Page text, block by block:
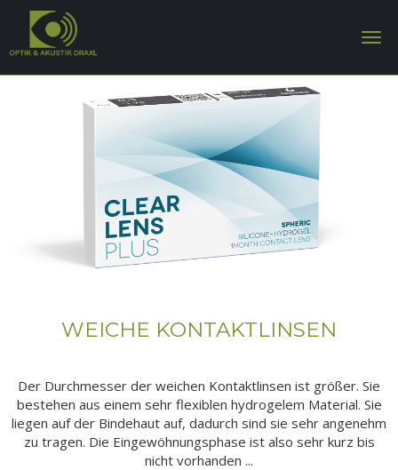
WEICHE KONTAKTLINSEN
Der Durchmesser der weichen Kontaktlinsen ist größer. Sie
bestehen aus einem sehr flexiblen hydrogelem Material. Sie
liegen auf der Bindehaut auf, dadurch sind sie sehr angenehm
zu tragen. Die Eingewöhnungsphase ist also sehr kurz bis
nicht vorhanden ...